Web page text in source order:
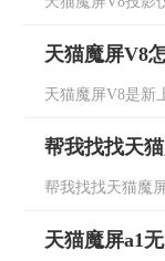
天猫魔屏V8
天猫魔屏V8是新
帮我找找天
帮我找找天猫魔
天猫魔屏a1